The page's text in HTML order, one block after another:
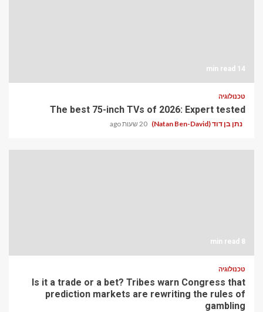
14 min read
טכנולוגיה
The best 75-inch TVs of 2026: Expert tested
נתן בן דוד (Natan Ben-David) 20 שעות ago
8 min read
טכנולוגיה
Is it a trade or a bet? Tribes warn Congress that
prediction markets are rewriting the rules of
gambling